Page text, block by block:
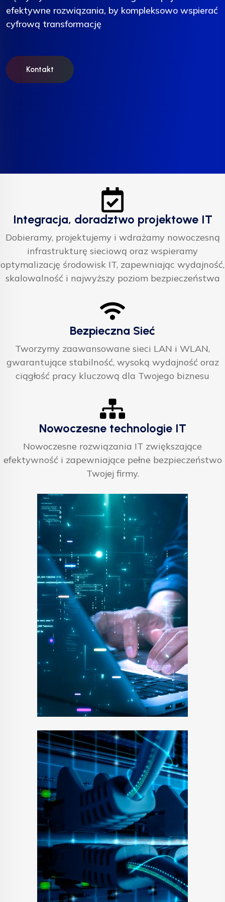
efektywne rozwiązania, by kompleksowo wspierać
cyfrową transformację
Kontakt
efektywne rozwiązania, by kompleksowo wspierać
cyfrową transformację
Kontakt
efektywne rozwiązania, by kompleksowo wspierać
cyfrową transformację
Kontakt
Integracja, doradztwo projektowe IT
Dobieramy, projektujemy i wdrażamy nowoczesną
infrastrukturę sieciową oraz wspieramy
optymalizację środowisk IT, zapewniając wydajność,
skalowalność i najwyższy poziom bezpieczeństwa
Bezpieczna Sieć
Tworzymy zaawansowane sieci LAN i WLAN,
gwarantujące stabilność, wysoką wydajność oraz
ciągłość pracy kluczową dla Twojego biznesu
Nowoczesne technologie IT
Nowoczesne rozwiązania IT zwiększające
efektywność i zapewniające pełne bezpieczeństwo
Twojej firmy.